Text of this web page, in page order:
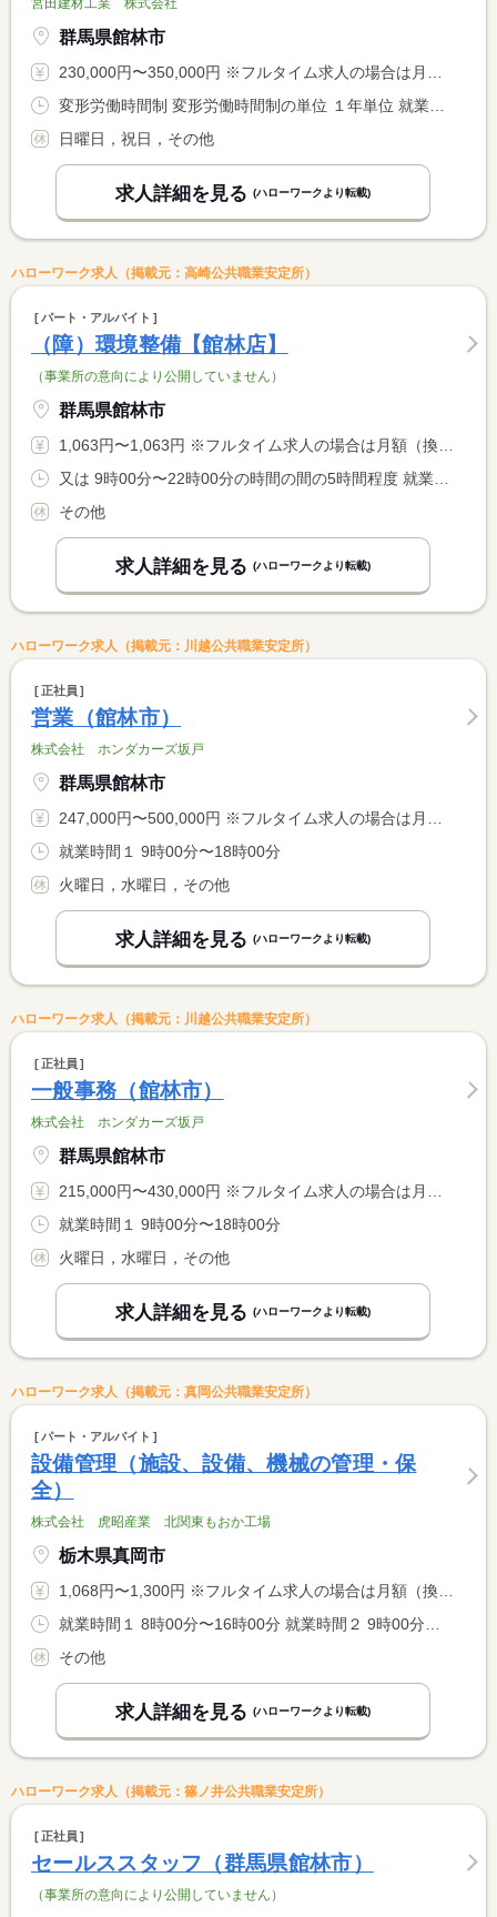
宮田建材工業 株式会社
群馬県館林市
230,000円〜350,000円 ※フルタイム求人の場合は月額（換算額）、パート求人の場合は時間額を表示しています。
変形労働時間制 変形労働時間制の単位 １年単位 就業時間１ 8時00分〜17時30分
日曜日，祝日，その他
求人詳細を見る (ハローワークより転載)
ハローワーク求人（掲載元：高崎公共職業安定所）
パート・アルバイト
（障）環境整備【館林店】
（事業所の意向により公開していません）
群馬県館林市
1,063円〜1,063円 ※フルタイム求人の場合は月額（換算額）、パート求人の場合は時間額を表示しています。
又は 9時00分〜22時00分の時間の間の5時間程度 就業時間に関する特記事項 休憩時間は１日当たりの就業時間が６時間以上の場合。
その他
求人詳細を見る (ハローワークより転載)
ハローワーク求人（掲載元：川越公共職業安定所）
正社員
営業（館林市）
株式会社 ホンダカーズ坂戸
群馬県館林市
247,000円〜500,000円 ※フルタイム求人の場合は月額（換算額）、パート求人の場合は時間額を表示しています。
就業時間１ 9時00分〜18時00分
火曜日，水曜日，その他
求人詳細を見る (ハローワークより転載)
ハローワーク求人（掲載元：川越公共職業安定所）
正社員
一般事務（館林市）
株式会社 ホンダカーズ坂戸
群馬県館林市
215,000円〜430,000円 ※フルタイム求人の場合は月額（換算額）、パート求人の場合は時間額を表示しています。
就業時間１ 9時00分〜18時00分
火曜日，水曜日，その他
求人詳細を見る (ハローワークより転載)
ハローワーク求人（掲載元：真岡公共職業安定所）
パート・アルバイト
設備管理（施設、設備、機械の管理・保
全）
株式会社 虎昭産業 北関東もおか工場
栃木県真岡市
1,068円〜1,300円 ※フルタイム求人の場合は月額（換算額）、パート求人の場合は時間額を表示しています。
就業時間１ 8時00分〜16時00分 就業時間２ 9時00分〜17時00分 就業時間に関する特記事項 選択可
その他
求人詳細を見る (ハローワークより転載)
ハローワーク求人（掲載元：篠ノ井公共職業安定所）
正社員
セールススタッフ（群馬県館林市）
（事業所の意向により公開していません）